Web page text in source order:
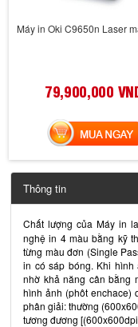
Máy in Oki C9650n Laser
79,900,000
MUA NGAY
Thông tin
Chất lượng của Máy in
nghệ in 4 màu bằng kỹ
từng màu đơn (Single
in có sáp bóng. Khi
nhờ khả năng cân bằng
hình ảnh (phôt enchace)
phân giải: thường
tương đương